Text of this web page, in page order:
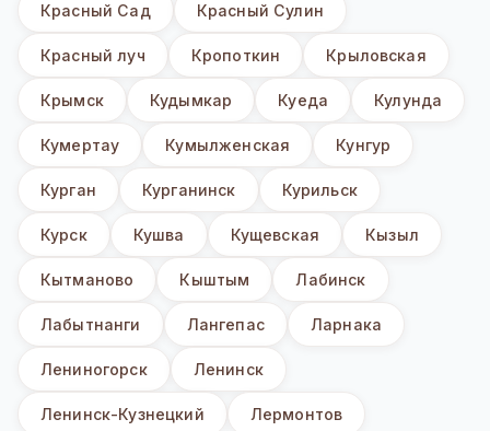
Красный Сад Красный Сулин
Красный луч Кропоткин Крыловская
Крымск Кудымкар Куеда Кулунда
Кумертау Кумылженская Кунгур
Курган Курганинск Курильск
Курск Кушва Кущевская Кызыл
Кытманово Кыштым Лабинск
Лабытнанги Лангепас Ларнака
Лениногорск Ленинск
Ленинск-Кузнецкий Лермонтов